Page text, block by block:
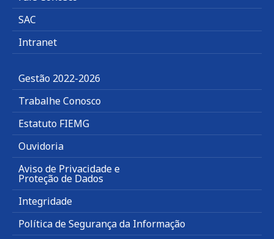
SAC
Intranet
Gestão 2022-2026
Trabalhe Conosco
Estatuto FIEMG
Ouvidoria
Aviso de Privacidade e
Proteção de Dados
Integridade
Política de Segurança da Informação